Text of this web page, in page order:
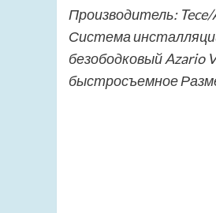
Производитель:
Система
безободковый
быстросъемное